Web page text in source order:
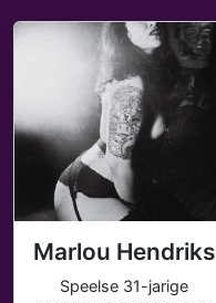
Marlou Hendriks
Speelse 31-jarige